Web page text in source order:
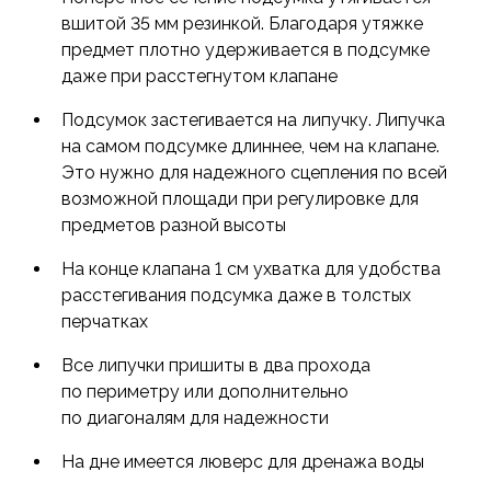
вшитой 35 мм резинкой. Благодаря утяжке
предмет плотно удерживается в подсумке
даже при расстегнутом клапане
Подсумок застегивается на липучку. Липучка
на самом подсумке длиннее, чем на клапане.
Это нужно для надежного сцепления по всей
возможной площади при регулировке для
предметов разной высоты
На конце клапана 1 см ухватка для удобства
расстегивания подсумка даже в толстых
перчатках
Все липучки пришиты в два прохода
по периметру или дополнительно
по диагоналям для надежности
На дне имеется люверс для дренажа воды